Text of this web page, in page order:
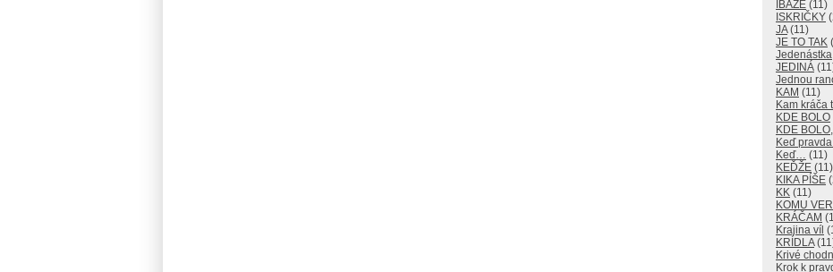
IBAŽE (11)
ISKRIČKY
JA(11)
JE TO TAK
Jedenástka
JEDINÁ
Jednou
KAM (11)
Kam kráča
KDE BOLO
KDE
Keď
Keď… (11)
KEĎŽE (11)
KIKA PÍŠE
KK (11)
KOMU
KRÁČAM
Krajina víl
KRÍDLA
Krivé
Krok k